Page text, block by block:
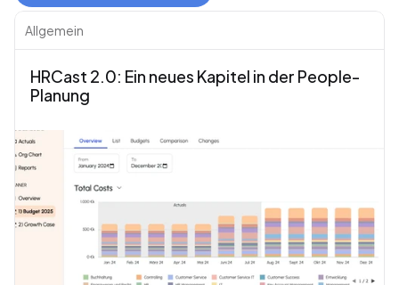
Allgemein
HRCast 2.0: Ein neues Kapitel in der People-
Planung